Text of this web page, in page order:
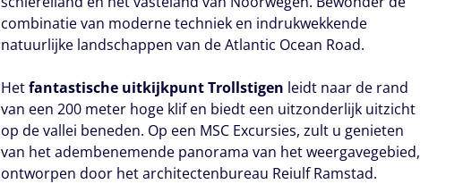
combinatie van moderne techniek en indrukwekkende
natuurlijke landschappen van de Atlantic Ocean Road.
Hetfantastische uitkijkpunt Trollstigen leidt naar de rand
van een 200 meter hoge klif en biedt een uitzonderlijk uitzicht
op de vallei beneden. Op een MSC Excursies, zult u genieten
van het adembenemende panorama van het weergavegebied,
ontworpen door het architectenbureau Reiulf Ramstad.